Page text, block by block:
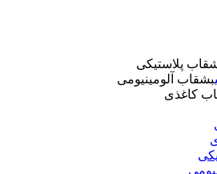
پلاستیکی
بشقاب آلومینیومی
کاغذی